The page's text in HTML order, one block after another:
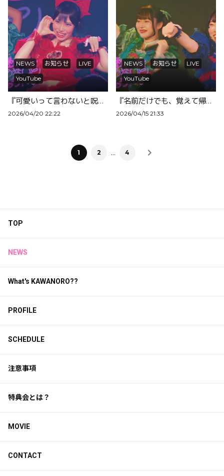
NEWS お知らせ
LIVE
YouTube
『可愛いって言わないと呪う』ライブ映像を公開！
2026/04/20 22:22
NEWS お知らせ
LIVE
YouTube
『名前だけでも、覚えて帰ってくださいっ』歌詞付きライブ映像公開！
2026/04/15 21:33
1 2 … 4
TOP
NEWS
What's KAWANORO??
PROFILE
SCHEDULE
注意事項
特典会とは？
MOVIE
CONTACT